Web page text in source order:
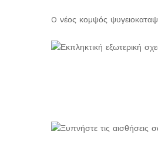
O νέος κομψός